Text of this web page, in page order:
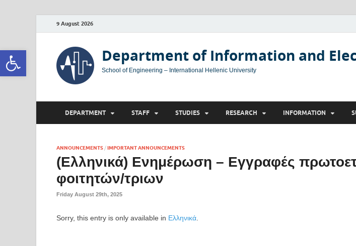
Open toolbar
9 August 2026
Department of Information and
School of Engineering – International Hellenic University
DEPARTMENT STAFF STUDIES RESEARCH INFORMATION
ANNOUNCEMENTS /IMPORTANT ANNOUNCEMENTS
(Ελληνικά) Ενημέρωση – Εγγραφές
φοιτητών/τριων
Friday August 29th, 2025
Sorry, this entry is only available in Ελληνικά